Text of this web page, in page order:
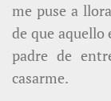
me puse a
de que aquello
padre de
casarme.